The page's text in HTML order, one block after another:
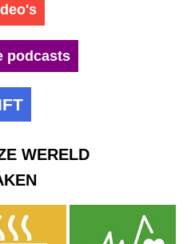
podcasts
WERELD